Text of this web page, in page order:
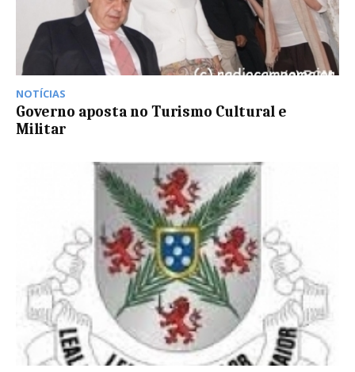
NOTÍCIAS
Governo aposta no Turismo Cultural e
Militar